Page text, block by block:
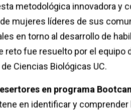
metodológica innovadora y
mujeres líderes de sus
en torno al desarrollo de
reto fue resuelto por el equipo
Ciencias Biológicas UC.
en programa
en identificar y comprender